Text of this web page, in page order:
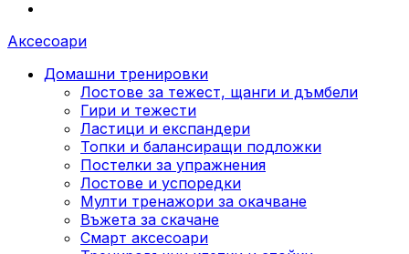
Аксесоари
Домашни тренировки
Лостове за тежест, щанги и дъмбели
Гири и тежести
Ластици и експандери
Топки и балансиращи подложки
Постелки за упражнения
Лостове и успоредки
Мулти тренажори за окачване
Въжета за скачане
Смарт аксесоари